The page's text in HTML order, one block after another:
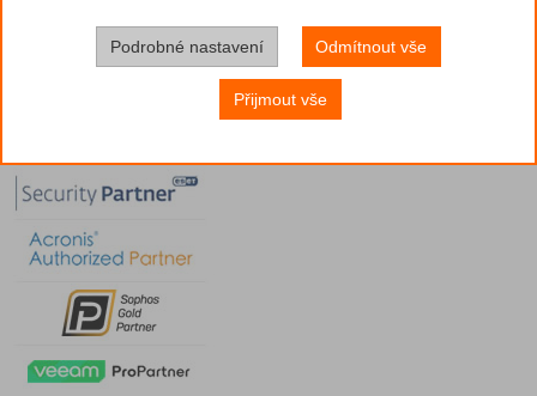
Podrobné nastavení Odmítnout vše
Přijmout vše